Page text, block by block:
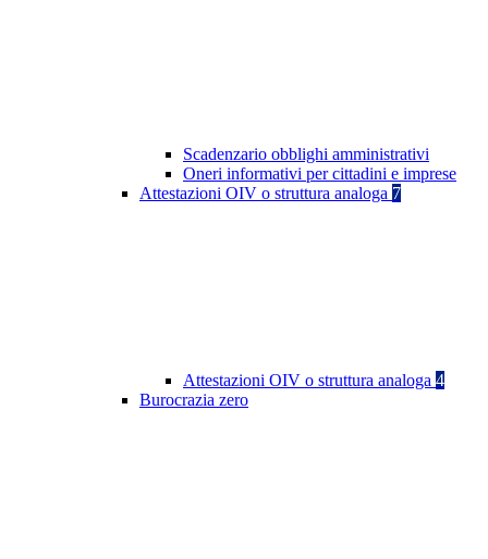
Scadenzario obblighi amministrativi
Oneri informativi per cittadini e imprese
Attestazioni OIV o struttura analoga 7
Attestazioni OIV o struttura analoga 4
Burocrazia zero